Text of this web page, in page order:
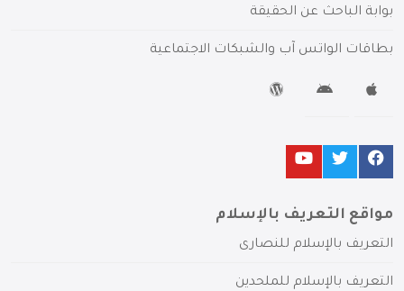
بوابة الباحث عن الحقيقة
بطاقات الواتس آب والشبكات الاجتماعية
مواقع التعريف بالإسلام
التعريف بالإسلام للنصارى
التعريف بالإسلام للملحدين